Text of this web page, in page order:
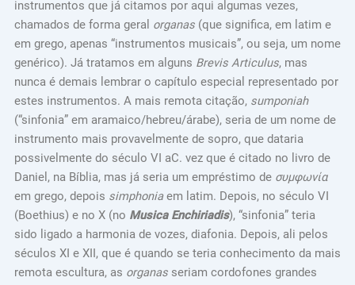
instrumentos que já citamos por aqui algumas vezes,
chamados de forma geral organas(que significa, em latim e
em grego, apenas “instrumentos musicais”, ou seja, um nome
genérico). Já tratamos em alguns Brevis Articulus, mas
nunca é demais lembrar o capítulo especial representado por
estes instrumentos. A mais remota citação, sumponiah
(“sinfonia” em aramaico/hebreu/árabe), seria de um nome de
instrumento mais provavelmente de sopro, que dataria
possivelmente do século VI aC. vez que é citado no livro de
Daniel, na Bíblia, mas já seria um empréstimo de συμφωνία
em grego, depois simphoniaem latim. Depois, no século VI
(Boethius) e no X (no Musica Enchiriadis), “sinfonia” teria
sido ligado a harmonia de vozes, diafonia. Depois, ali pelos
séculos XI e XII, que é quando se teria conhecimento da mais
remota escultura, as organasseriam cordofones grandes